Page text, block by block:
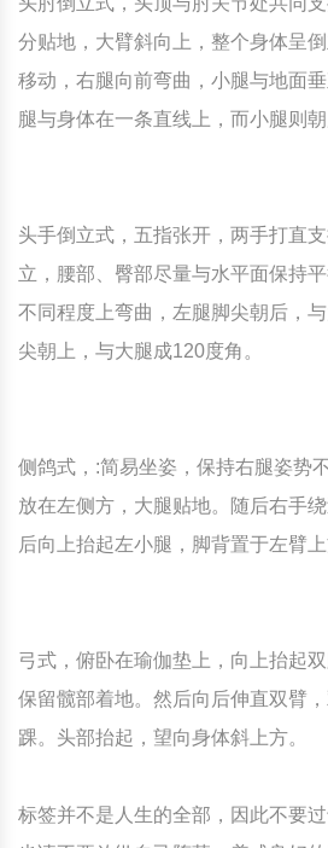
分贴地，大臂斜向上，整个身体呈
移动，右腿向前弯曲，小腿与地面
腿与身体在一条直线上，而小腿则朝
头手倒立式，五指张开，两手打直
立，腰部、臀部尽量与水平面保持
不同程度上弯曲，左腿脚尖朝后，
尖朝上，与大腿成120度角。
侧鸽式，:简易坐姿，保持右腿姿势
放在左侧方，大腿贴地。随后右手
后向上抬起左小腿，脚背置于左臂上
弓式，俯卧在瑜伽垫上，向上抬起
保留髋部着地。然后向后伸直双臂
踝。头部抬起，望向身体斜上方。
标签并不是人生的全部，因此不要